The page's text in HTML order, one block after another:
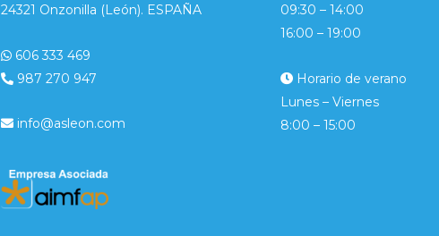
24321 Onzonilla (León). ESPAÑA
606 333 469
987 270 947
info@asleon.com
09:30 – 14:00
16:00 – 19:00
Horario de verano
Lunes – Viernes
8:00 – 15:00